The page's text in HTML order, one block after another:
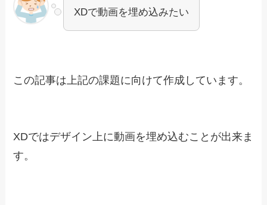
XDで動画を埋め込みたい
この記事は上記の課題に向けて作成しています。
XDではデザイン上に動画を埋め込むことが出来ま
す。